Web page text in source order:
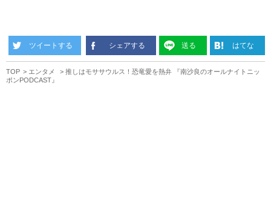
ツイートする シェアする 送る はてな
TOP エンタメ
推しはモササウルス！恐竜愛を熱弁 『南沙良のオールナイトニッ
ポンPODCAST』